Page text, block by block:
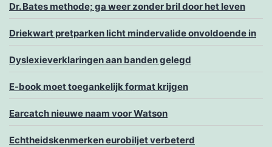
Dr. Bates methode; ga weer zonder bril door het leven
Driekwart pretparken licht mindervalide onvoldoende in
Dyslexieverklaringen aan banden gelegd
E-book moet toegankelijk format krijgen
Earcatch nieuwe naam voor Watson
Echtheidskenmerken eurobiljet verbeterd